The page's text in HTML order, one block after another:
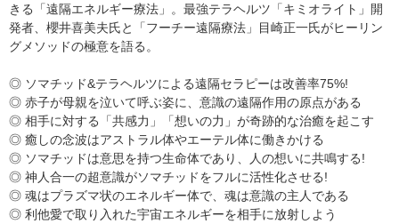
きる「遠隔エネルギー療法」。最強テラヘルツ「キミオライト」開
発者、櫻井喜美夫氏と「フーチー遠隔療法」目崎正一氏がヒーリン
グメソッドの極意を語る。
◎ ソマチッド&テラヘルツによる遠隔セラピーは改善率75%!
◎ 赤子が母親を泣いて呼ぶ姿に、意識の遠隔作用の原点がある
◎ 相手に対する「共感力」「想いの力」が奇跡的な治癒を起こす
◎ 癒しの念波はアストラル体やエーテル体に働きかける
◎ ソマチッドは意思を持つ生命体であり、人の想いに共鳴する!
◎ 神人合一の超意識がソマチッドをフルに活性化させる!
◎ 魂はプラズマ状のエネルギー体で、魂は意識の主人である
◎ 利他愛で取り入れた宇宙エネルギーを相手に放射しよう